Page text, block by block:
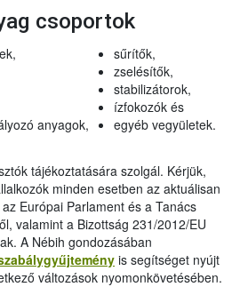
csoportok
anyagok,
sűrítők,
zselésítők,
stabilizátorok,
ízfokozók és
egyéb vegyületek.
tájékoztatására szolgál. Kérjük,
minden esetben az aktuálisan
Európai Parlament és a Tanács
valamint a Bizottság 231/2012/EU
A Nébih gondozásában
is segítséget nyújt
változások nyomonkövetésében.